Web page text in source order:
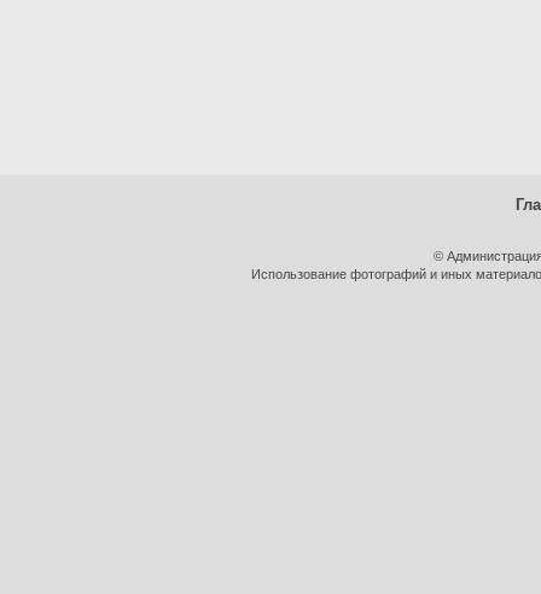
©
Использование фотографий и иных